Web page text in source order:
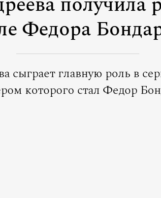
Федора
сыграет главную роль в
которого стал Федор